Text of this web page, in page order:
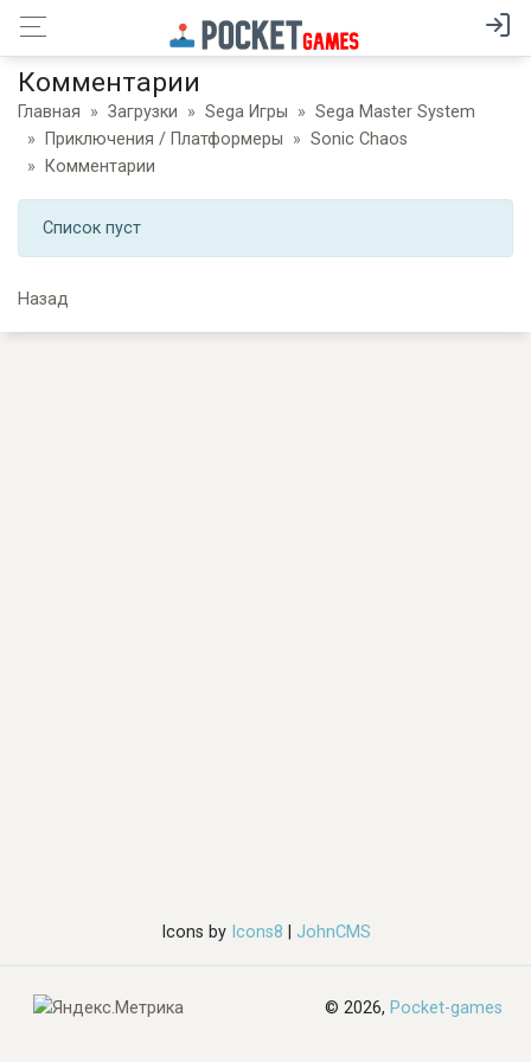
Комментарии
Главная Загрузки Sega Игры
Sega Master System
Приключения / Платформеры
Sonic Chaos
Комментарии
Список пуст
Назад
Icons byIcons8 JohnCMS
© 2026, Pocket-games